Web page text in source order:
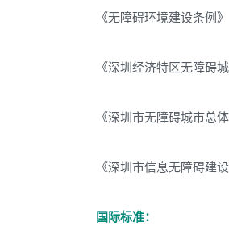
《无障碍环境建设条例》
《深圳经济特区无障碍
《深圳市无障碍城市总
《深圳市信息无障碍建
国际标准：